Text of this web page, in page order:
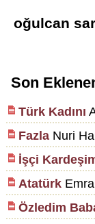
oğulcan
Son
Türk Kadını
FazlaNuri
İşçi
Atatürk
Özledim